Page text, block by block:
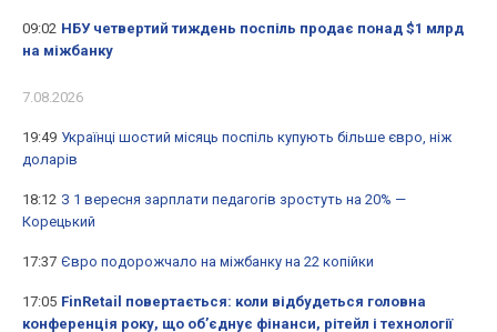
09:02 НБУ четвертий тиждень поспіль продає понад $1 млрд
на міжбанку
7.08.2026
19:49 Українці шостий місяць поспіль купують більше євро, ніж
доларів
18:12 З 1 вересня зарплати педагогів зростуть на 20% —
Корецький
17:37 Євро подорожчало на міжбанку на 22 копійки
17:05 FinRetail повертається: коли відбудеться головна
конференція року, що об’єднує фінанси, рітейл і технології